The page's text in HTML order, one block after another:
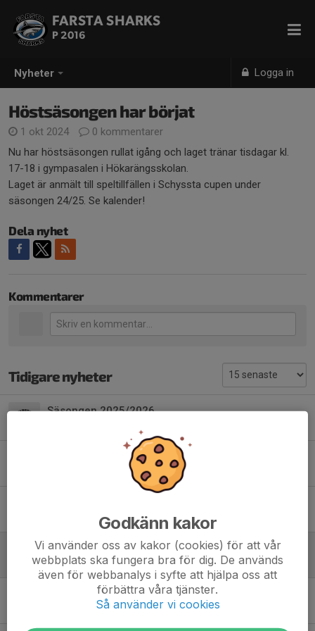
Nyheter Logga in
FARSTA SHARKS
P 2016
Höstsäsongen har börjat
1 okt 2024
0 kommentarer
Nu har höstsäsongen rullat igång och laget tränar tisdagar kl.
17-18 i gympasalen i Hökarängsskolan.
Laget är anmält till speltillfällen i Schyssta cupen under
säsongen 24/25. Se kalender!
Dela nyhet
Kommentarer
Tidigare nyheter
Säsongen 2025/2026
Seriespelet rullar!
0
19 jun 2025
Höstsäsongen har börjat
1 okt 2024 0
Avslutning Schyssta cupen
21 apr 2024 0
Godkänn kakor
Vi använder oss av kakor (cookies) för att vår
webbplats ska fungera bra för dig. De används
även för webbanalys i syfte att hjälpa oss att
förbättra våra tjänster.
Så använder vi cookies